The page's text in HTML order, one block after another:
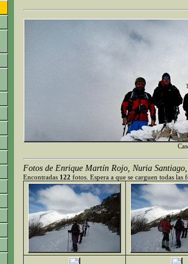
Fotos de Enrique Martín Rojo, Nuria
Encontradas 122 fotos. Espera a que se carguen todas